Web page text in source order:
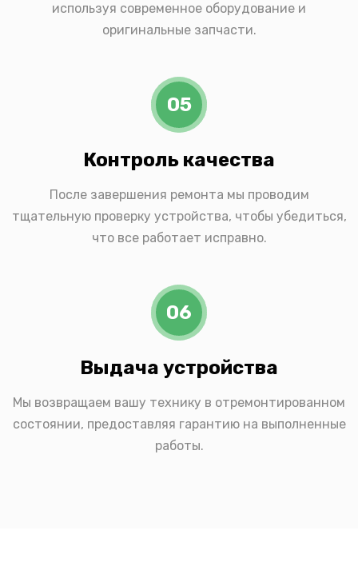
используя современное оборудование и
оригинальные запчасти.
05
Контроль качества
После завершения ремонта мы проводим
тщательную проверку устройства, чтобы убедиться,
что все работает исправно.
06
Выдача устройства
Мы возвращаем вашу технику в отремонтированном
состоянии, предоставляя гарантию на выполненные
работы.